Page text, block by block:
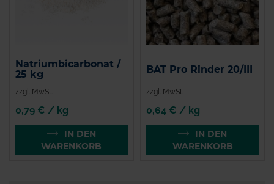
Natriumbicarbonat /
25 kg
zzgl. MwSt.
0,79 € / kg
IN DEN
WARENKORB
BAT Pro Rinder 20/III
zzgl. MwSt.
0,64 € / kg
IN DEN
WARENKORB